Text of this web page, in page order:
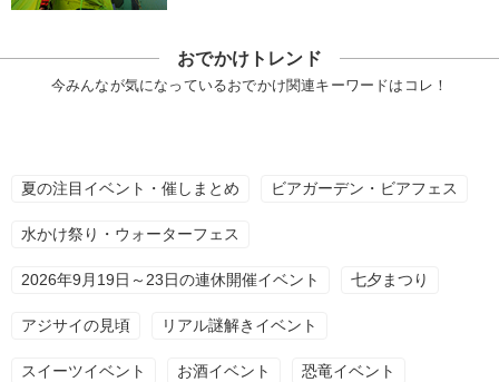
おでかけトレンド
今みんなが気になっているおでかけ関連キーワードはコレ！
夏の注目イベント・催しまとめ ビアガーデン・ビアフェス
水かけ祭り・ウォーターフェス
2026年9月19日～23日の連休開催イベント 七夕まつり
アジサイの見頃 リアル謎解きイベント
スイーツイベント お酒イベント 恐竜イベント